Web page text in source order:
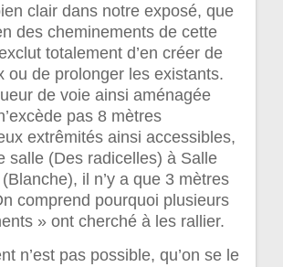
clair dans notre exposé, que
des cheminements de cette
totalement d’en créer de
ou de prolonger les existants.
de voie ainsi aménagée
pas 8 mètres
extrêmités ainsi accessibles,
salle (Des radicelles) à Salle
il n’y a que 3 mètres
comprend pourquoi plusieurs
» ont cherché à les rallier.
n’est pas possible, qu’on se le